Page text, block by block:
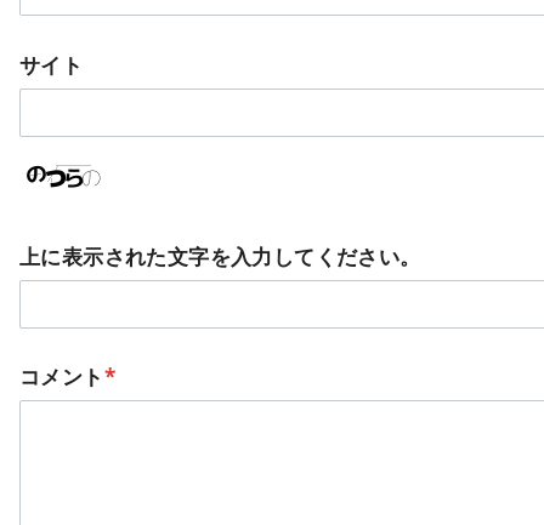
サイト
上に表示された文字を入力してください。
コメント*